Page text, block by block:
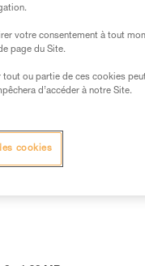
votre consentement à tout
page du Site.
tout ou partie de ces cookies
d’accéder à notre Site.
cookies